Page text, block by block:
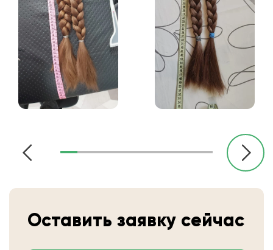
Оставить заявку сейчас